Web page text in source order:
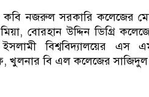
নজরুল সরকারি কলেজের মো.
বোরহান উদ্দিন ডিগ্রি
ইসলামী বিশ্ববিদ্যালয়ের এস
খুলনার বি এল কলেজের সাজিদুল